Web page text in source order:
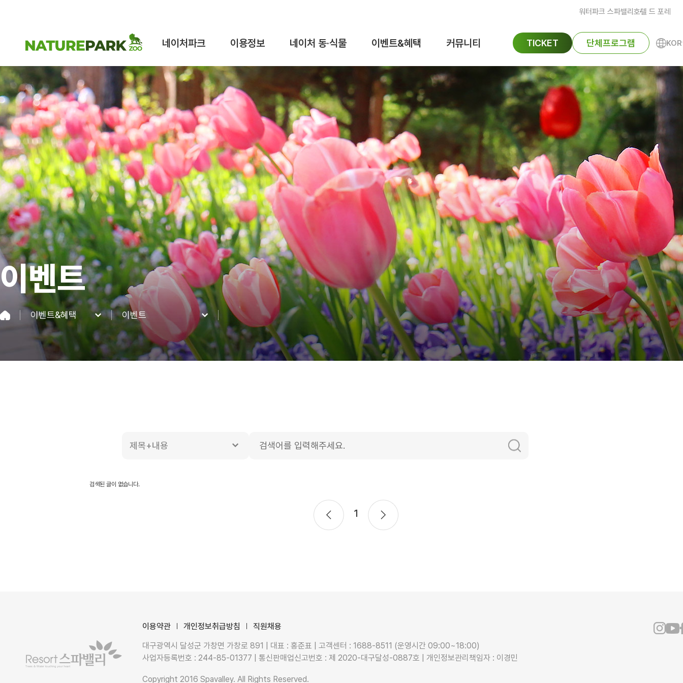
워터파크 스파밸리 호텔 드 포레
네이처파크
네이처파크 이야기
구조동물 스토리
시설안내
이용정보
이용요금&시간
이용안내
가이드맵
오시는길
네이처 동·식물
식물탐구
이벤트&혜택
이벤트
혜택
커뮤니티 TICKET 단체프로그램 KOR
이벤트
이벤트&혜택
네이처파크
이용정보
이벤트
이벤트
혜택
제목+내용
검색된 글이 없습니다.
1
이용약관 개인정보취급방침
직원채용
대구광역시 달성군 가창면 가창로 891 | 대표 : 홍준표 | 고객센터 : 1688-8511 (운영시간 09:00~18:00)
사업자등록번호 : 244-85-01377 | 통신판매업신고번호 : 제 2020-대구달성-0887호 | 개인정보관리책임자 : 이경민
Copyright 2016 Spavalley. All Rights Reserved.